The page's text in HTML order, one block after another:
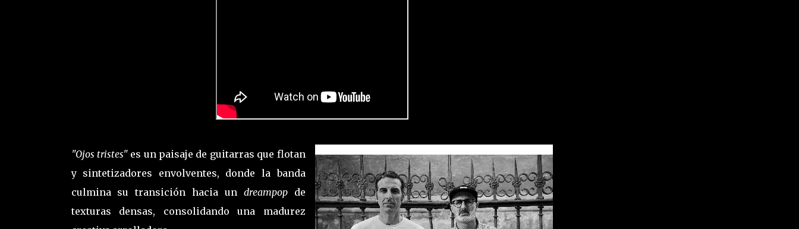
"Ojos tristes"es un paisaje de guitarras que flotan
y sintetizadores envolventes, donde la banda
culmina su transición hacia un dreampop de
texturas densas, consolidando una madurez